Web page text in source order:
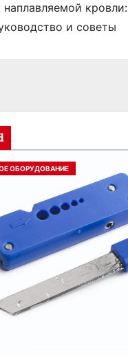
кровли:
и советы
ОБОРУДОВАНИЕ